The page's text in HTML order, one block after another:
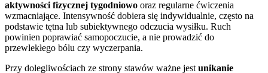
aktywności fizycznej tygodniowo oraz regularne ćwiczenia
wzmacniające. Intensywność dobiera się indywidualnie, często na
podstawie tętna lub subiektywnego odczucia wysiłku. Ruch
powinien poprawiać samopoczucie, a nie prowadzić do
przewlekłego bólu czy wyczerpania.
Przy dolegliwościach ze strony stawów ważne jest unikanie